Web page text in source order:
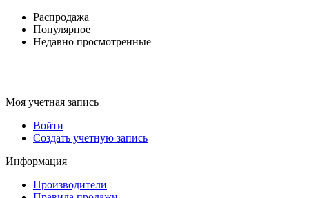
Распродажа
Популярное
Недавно просмотренные
Моя учетная запись
Войти
Создать учетную запись
Информация
Производители